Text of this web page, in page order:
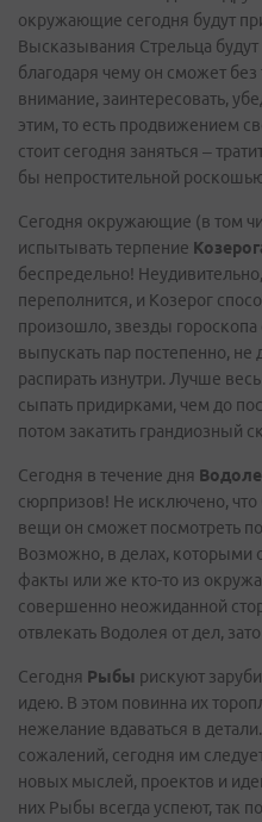
окружающие сегодня будут
Высказывания Стрельца
благодаря чему он сможет без
внимание, заинтересовать,
этим, то есть продвижением
стоит сегодня заняться –
бы непростительной
Сегодня окружающие (в том
испытывать терпение
беспредельно!
переполнится, и Козерог
произошло, звезды гороскопа
выпускать пар постепенно, не
распирать изнутри. Лучше
сыпать придирками, чем до
потом закатить грандиозный
Сегодня в течение дня
сюрпризов! Не исключено, что
вещи он сможет посмотреть
Возможно, в делах, которыми
факты или же кто-то из
совершенно неожиданной
отвлекать Водолея от дел,
Сегодня Рыбы рискуют
идею. В этом повинна их
нежелание вдаваться в
сожалений, сегодня им
новых мыслей, проектов и
них Рыбы всегда успеют, так